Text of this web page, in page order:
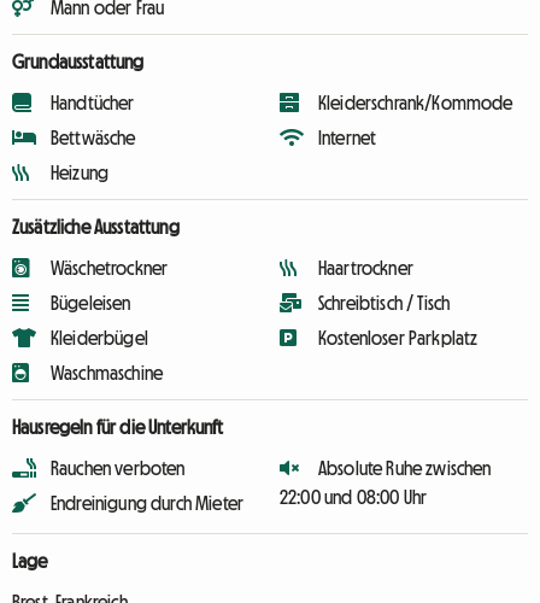
Mann oder Frau
Grundausstattung
Handtücher
Bettwäsche
Heizung
Kleiderschrank/Kommode
Internet
Zusätzliche Ausstattung
Wäschetrockner
Bügeleisen
Kleiderbügel
Waschmaschine
Haartrockner
Schreibtisch / Tisch
Kostenloser Parkplatz
Hausregeln für die Unterkunft
Rauchen verboten
Endreinigung durch Mieter
Absolute Ruhe zwischen
22:00 und 08:00 Uhr
Lage